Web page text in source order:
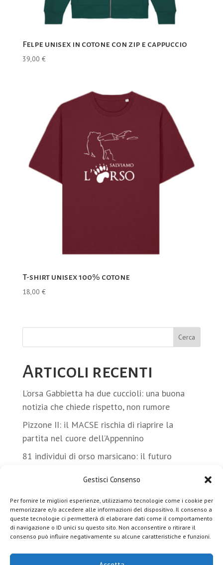
Gestisci Consenso
Per fornire le migliori esperienze, utilizziamo tecnologie come i cookie per
memorizzare e/o accedere alle informazioni del dispositivo. Il consenso a
queste tecnologie ci permetterà di elaborare dati come il comportamento
di navigazione o ID unici su questo sito. Non acconsentire o ritirare il
consenso può influire negativamente su alcune caratteristiche e funzioni.
Felpe unisex in cotone con zip e cappuccio
39,00 €
T-shirt unisex 100% cotone
18,00 €
Cerca
Articoli recenti
L’orsa Gabbietta ha due cuccioli: una buona
notizia che chiede rispetto, non rumore
Pizzone II: il MACSE rischia di riaprire la
partita nel cuore dell’Appennino
81 individui di orso marsicano: il futuro
femmine con cuccioli e almeno 16 nuovi nati
Sei un/a giornalista? Entra a far parte del
team che racconterà la conferenza